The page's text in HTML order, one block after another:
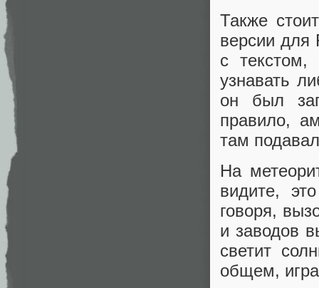
Также
версии для
с текстом,
узнавать
он был
правило,
там
На
видите,
говоря,
и заводов
светит
общем,